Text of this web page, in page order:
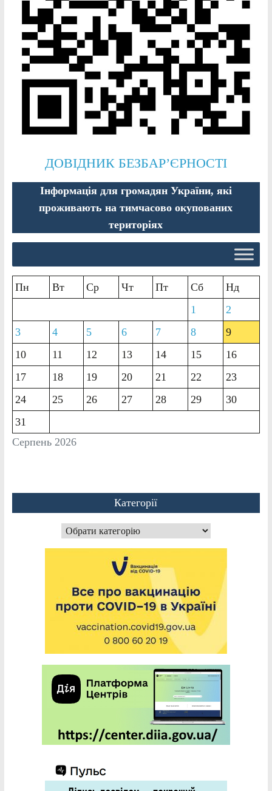
ДОВІДНИК БЕЗБАР’ЄРНОСТІ
Інформація для громадян України, які
проживають на тимчасово окупованих
територіях
Серпень 2026
Пн Вт Ср Чт Пт Сб
Нд
1
2
3
4 5 6 7 8
9
10
11 12 13 14 15
16
17
18 19 20 21 22
23
24
25 26 27 28 29
30
31
Категорії
Категорії